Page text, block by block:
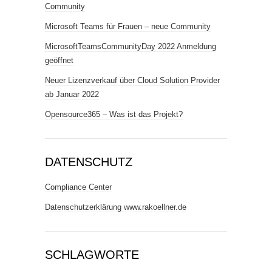
Community
Microsoft Teams für Frauen – neue Community
MicrosoftTeamsCommunityDay 2022 Anmeldung
geöffnet
Neuer Lizenzverkauf über Cloud Solution Provider
ab Januar 2022
Opensource365 – Was ist das Projekt?
DATENSCHUTZ
Compliance Center
Datenschutzerklärung www.rakoellner.de
SCHLAGWORTE